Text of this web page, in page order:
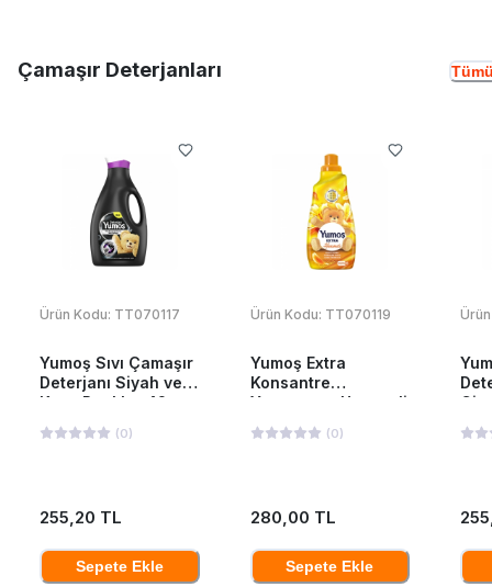
Çamaşır Deterjanları
Ürün Kodu: TT070117
Yumoş Sıvı Çamaşır
Deterjanı Siyah ve
Koyu Renkler 42
(0)
255,20 TL
Sepete Ekle
Ürün Kodu: TT070119
Yumoş Extra
Konsantre
Yumuşatıcı Hanımeli
(0)
280,00 TL
Sepete Ekle